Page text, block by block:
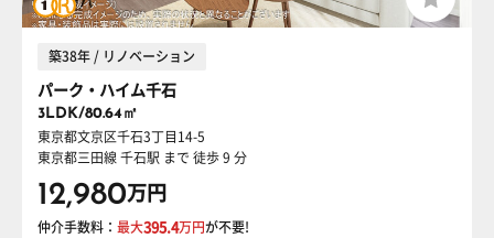
築38年 / リノベーション
パーク・ハイム千石
3LDK/80.64㎡
東京都文京区千石3丁目14-5
東京都三田線 千石駅 まで 徒歩 9 分
12,980万円
仲介手数料： 最大395.4万円が不要!